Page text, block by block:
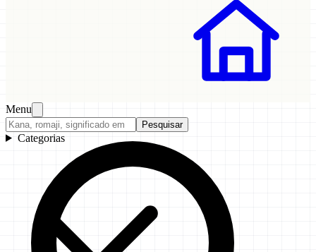
Menu
Pesquisar
Categorias